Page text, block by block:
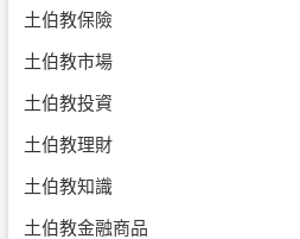
土伯教保險
土伯教市場
土伯教投資
土伯教理財
土伯教知識
土伯教金融商品